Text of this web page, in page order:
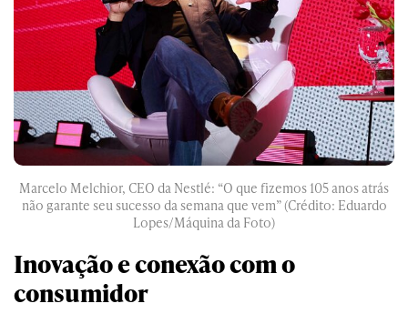
Marcelo Melchior, CEO da Nestlé: “O que fizemos 105 anos atrás
não garante seu sucesso da semana que vem” (Crédito: Eduardo
Lopes/Máquina da Foto)
Inovação e conexão com o
consumidor